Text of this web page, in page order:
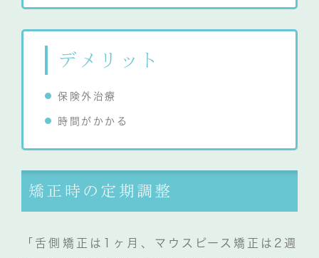
デメリット
保険外治療
時間がかかる
矯正時の定期調整
「舌側矯正は1ヶ月、マウスピース矯正は2週